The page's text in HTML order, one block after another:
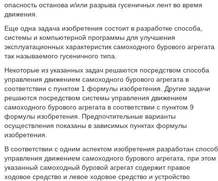
опасность останова и/или разрыва гусеничных лент во время
движения.
Еще одна задача изобретения состоит в разработке способа,
системы и компьютерной программы для улучшения
эксплуатационных характеристик самоходного бурового агрегата
так называемого гусеничного типа.
Некоторые из указанных задач решаются посредством способа
управления движением самоходного бурового агрегата в
соответствии с пунктом 1 формулы изобретения. Другие задачи
решаются посредством системы управления движением
самоходного бурового агрегата в соответствии с пунктом 9
формулы изобретения. Предпочтительные варианты
осуществления показаны в зависимых пунктах формулы
изобретения.
В соответствии с одним аспектом изобретения разработан способ
управления движением самоходного бурового агрегата, при этом
указанный самоходный буровой агрегат содержит правое
ходовое средство и левое ходовое средство и устройство